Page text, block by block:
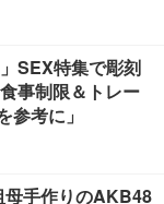
SEX特集で彫刻
事制限＆トレー
参考に」
母手作りのAKB48